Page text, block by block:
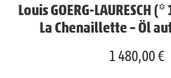
Louis GOERG-LAURESCH
La Chenaillette – Öl
1 480,00€